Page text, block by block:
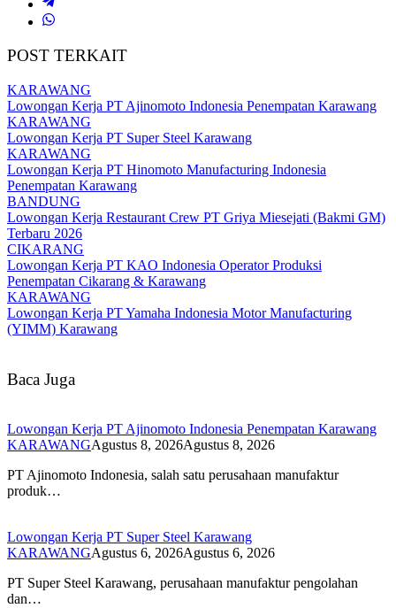
POST TERKAIT
KARAWANG
Lowongan Kerja PT Ajinomoto Indonesia Penempatan Karawang
KARAWANG
Lowongan Kerja PT Super Steel Karawang
KARAWANG
Lowongan Kerja PT Hinomoto Manufacturing Indonesia
Penempatan Karawang
BANDUNG
Lowongan Kerja Restaurant Crew PT Griya Miesejati (Bakmi GM)
Terbaru 2026
CIKARANG
Lowongan Kerja PT KAO Indonesia Operator Produksi
Penempatan Cikarang & Karawang
KARAWANG
Lowongan Kerja PT Yamaha Indonesia Motor Manufacturing
(YIMM) Karawang
Baca Juga
Lowongan Kerja PT Ajinomoto Indonesia Penempatan Karawang
KARAWANGAgustus 8, 2026Agustus 8, 2026
PT Ajinomoto Indonesia, salah satu perusahaan manufaktur
produk…
Lowongan Kerja PT Super Steel Karawang
KARAWANGAgustus 6, 2026Agustus 6, 2026
PT Super Steel Karawang, perusahaan manufaktur pengolahan
dan…